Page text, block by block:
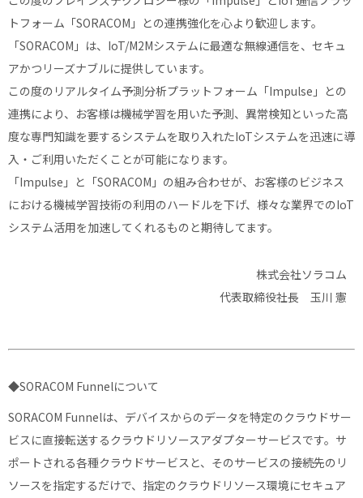
トフォーム「SORACOM」との連携強化を心より歓迎します。
「SORACOM」は、IoT/M2Mシステムに最適な無線通信を、セキュ
アかつリーズナブルに提供しています。
この度のリアルタイム予測分析プラットフォーム「Impulse」との
連携により、お客様は機械学習を用いた予測、異常検知といった高
度な専門知識を要するシステムを取り入れたIoTシステムを迅速に導
入・ご利用いただくことが可能になります。
「Impulse」と「SORACOM」の組み合わせが、お客様のビジネス
における機械学習技術の利用のハードルを下げ、様々な業界でのIoT
システム活用を加速してくれるものと期待してます。
株式会社ソラコム
代表取締役社長 玉川 憲
◆SORACOM Funnelについて
SORACOM Funnelは、デバイスからのデータを特定のクラウドサー
ビスに直接転送するクラウドリソースアダプターサービスです。サ
ポートされる各種クラウドサービスと、そのサービスの接続先のリ
ソースを指定するだけで、指定のクラウドリソース環境にセキュア